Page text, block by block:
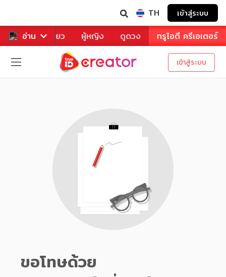
TH เข้าสู่ระบบ
อ่าน
หาร ท่องเที่ยว ผู้หญิง ดูดวง ทรูไอดี ครีเอเตอร์
เข้าสู่ระบบ
ขอโทษด้วย